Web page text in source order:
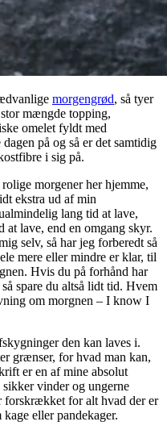
morgengrød, så tyer
mængde topping,
omelet fyldt med
på og så er det samtidig
i sig på.
morgener her hjemme,
ekstra ud af min
lang tid at lave,
at lave, end en omgang skyr.
selv, så har jeg forberedt så
mere eller mindre er klar, til
Hvis du på forhånd har
spare du altså lidt tid. Hvem
om morgnen – I know I
den kan laves i.
grænser, for hvad man kan,
er en af mine absolut
vinder og ungerne
forskrækket for alt hvad der er
eller pandekager.